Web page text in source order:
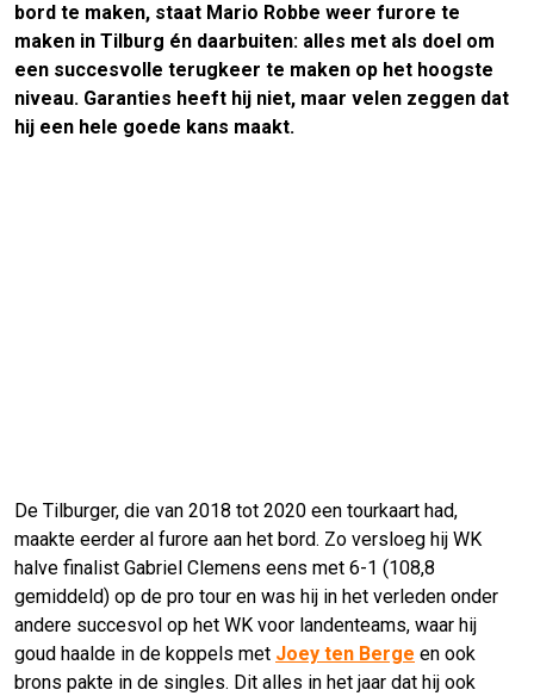
bord te maken, staat Mario Robbe weer furore te
maken in Tilburg én daarbuiten: alles met als doel om
een succesvolle terugkeer te maken op het hoogste
niveau. Garanties heeft hij niet, maar velen zeggen dat
hij een hele goede kans maakt.
De Tilburger, die van 2018 tot 2020 een tourkaart had,
maakte eerder al furore aan het bord. Zo versloeg hij WK
halve finalist Gabriel Clemens eens met 6-1 (108,8
gemiddeld) op de pro tour en was hij in het verleden onder
andere succesvol op het WK voor landenteams, waar hij
goud haalde in de koppels met Joey ten Berge en ook
brons pakte in de singles. Dit alles in het jaar dat hij ook